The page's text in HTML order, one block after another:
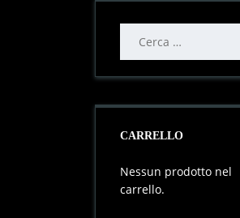
per:
CARRELLO
Nessun prodotto nel
carrello.